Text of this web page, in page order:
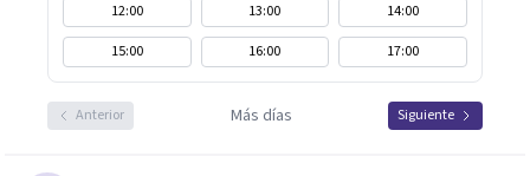
12:00 13:00
14:00
15:00
16:00 17:00
Anterior Más días Siguiente